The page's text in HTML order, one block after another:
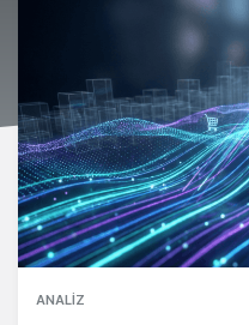
ANALIZ